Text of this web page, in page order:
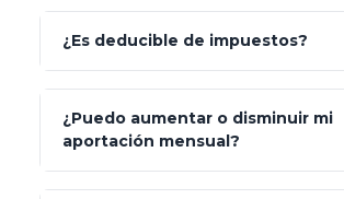
GNP (Proyecta)
Seguros Monterrey
Skandia (Crea)
¿Es deducible de impuestos?
¿Puedo aumentar o disminuir mi
aportación mensual?